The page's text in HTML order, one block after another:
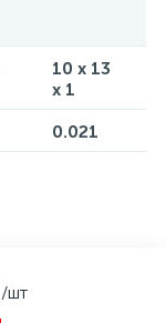
10 x 13
x 1
0.021
/шт